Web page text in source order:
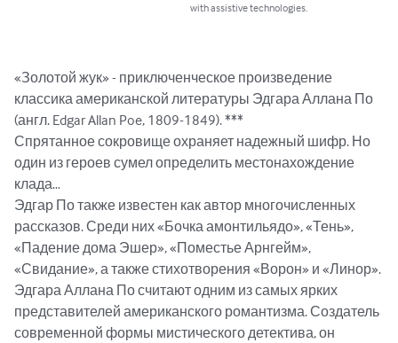
with assistive technologies.
«Золотой жук» - приключенческое произведение
классика американской литературы Эдгара Аллана По
(англ. Edgar Allan Poe, 1809-1849). ***
Спрятанное сокровище охраняет надежный шифр. Но
один из героев сумел определить местонахождение
клада…
Эдгар По также известен как автор многочисленных
рассказов. Среди них «Бочка амонтильядо», «Тень»,
«Падение дома Эшер», «Поместье Арнгейм»,
«Свидание», а также стихотворения «Ворон» и «Линор».
Эдгара Аллана По считают одним из самых ярких
представителей американского романтизма. Создатель
современной формы мистического детектива, он